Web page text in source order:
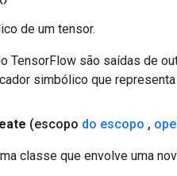
de um tensor.
TensorFlow são saídas de
simbólico que
(escopo do escopo ,
classe que envolve uma